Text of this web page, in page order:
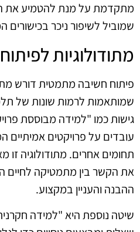
מתקדמת על מנת להטמיע את
שמוביל לשיפור ניכר
מתודולוגיות
פיתוח חשיבה מתמטית דורש
שמותאמות לרמות שונות של
גישות כמו "למידה מבוססת
עובדים על פרויקטים
תחומים אחרים. מתודולוגיה
את הקשר בין מתמטיקה לחיים
ההבנה והעניין במקצוע.
שיטה נוספת היא "למידה